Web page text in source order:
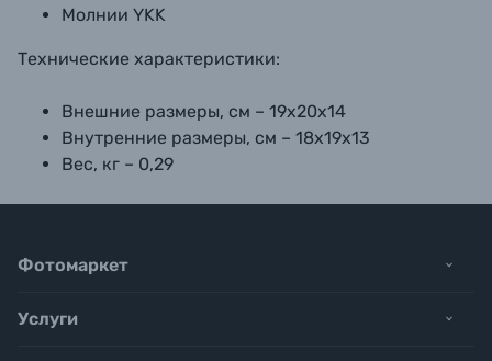
Молнии YKK
Технические характеристики:
Внешние размеры, см – 19х20х14
Внутренние размеры, см – 18х19х13
Вес, кг – 0,29
Фотомаркет
Услуги